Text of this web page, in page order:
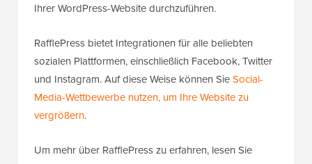
Ihrer WordPress-Website durchzuführen.
RafflePress bietet Integrationen für alle beliebten
sozialen Plattformen, einschließlich Facebook, Twitter
und Instagram. Auf diese Weise können SieSocial-
Media-Wettbewerbe nutzen, um Ihre Website zu
vergrößern.
Um mehr über RafflePress zu erfahren, lesen Sie